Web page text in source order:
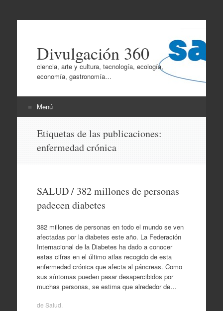
Divulgación 360
ciencia, arte y cultura, tecnología, ecología,
economía, gastronomía…
Menú
contenido
Etiquetas de las publicaciones:
enfermedad crónica
SALUD / 382 millones de personas
padecen diabetes
382 millones de personas en todo el mundo se ven
afectadas por la diabetes este año. La Federación
Internacional de la Diabetes ha dado a conocer
estas cifras en el último atlas recogido de esta
enfermedad crónica que afecta al páncreas. Como
sus síntomas pueden pasar desapercibidos por
muchas personas, se estima que alrededor de…
de Salud